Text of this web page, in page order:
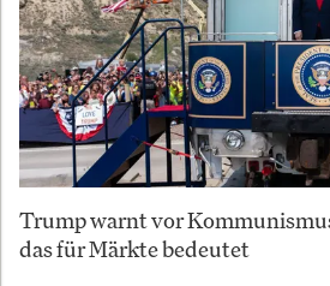
Trump warnt vor
das für Märkte bedeutet